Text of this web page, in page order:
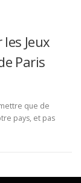
Jeux
Paris
que de
pays, et pas